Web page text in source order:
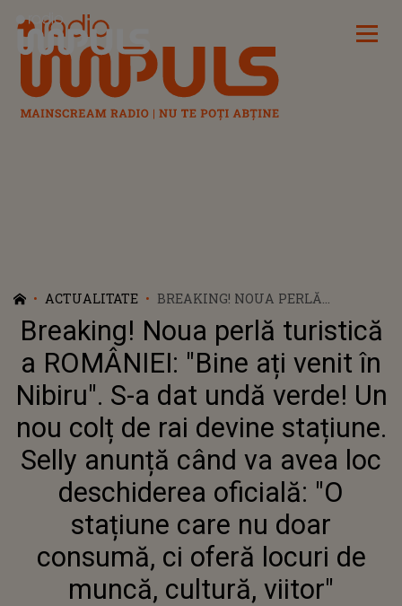
Radio Impuls
ACTUALITATE
BREAKING! NOUA PERLĂ
TURISTICĂ A ROMÂNIEI: "BINE
AȚI VENIT ÎN NIBIRU". S-A DAT
UNDĂ VERDE! UN NOU COLȚ DE
RAI DEVINE STAȚIUNE. SELLY
ANUNȚĂ CÂND VA AVEA LOC
DESCHIDEREA OFICIALĂ: "O
STAȚIUNE CARE NU DOAR
CONSUMĂ, CI OFERĂ LOCURI DE
MUNCĂ, CULTURĂ, VIITOR"
Breaking! Noua perlă turistică
a ROMÂNIEI: "Bine ați venit în
Nibiru". S-a dat undă verde! Un
nou colț de rai devine stațiune.
Selly anunță când va avea loc
deschiderea oficială: "O
stațiune care nu doar
consumă, ci oferă locuri de
muncă, cultură, viitor"